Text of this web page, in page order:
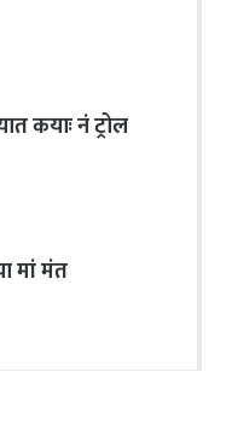
कयाः नं ट्रोल
मां मंत